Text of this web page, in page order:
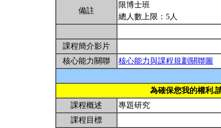
備註
限博士班
總人數上限：5人
課程簡介影片
核心能力關聯
核心能力與課程規劃關聯圖
為確保您我的權利,
課程概述
專題研究
課程目標